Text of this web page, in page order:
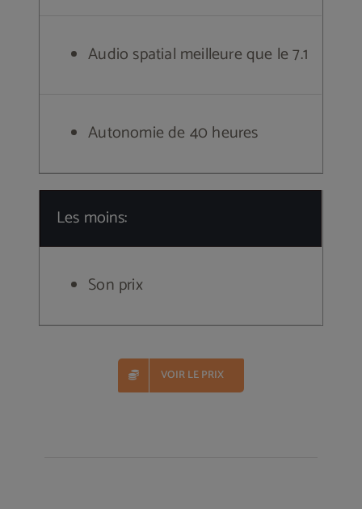
Audio spatial meilleure que le 7.1
Autonomie de 40 heures
Les moins:
Son prix
VOIR LE PRIX